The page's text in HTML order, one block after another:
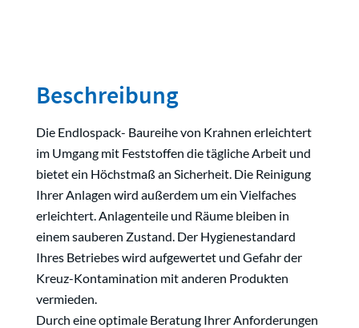
Beschreibung
Die Endlospack- Baureihe von Krahnen erleichtert
im Umgang mit Feststoffen die tägliche Arbeit und
bietet ein Höchstmaß an Sicherheit. Die Reinigung
Ihrer Anlagen wird außerdem um ein Vielfaches
erleichtert. Anlagenteile und Räume bleiben in
einem sauberen Zustand. Der Hygienestandard
Ihres Betriebes wird aufgewertet und Gefahr der
Kreuz-Kontamination mit anderen Produkten
vermieden.
Durch eine optimale Beratung Ihrer Anforderungen